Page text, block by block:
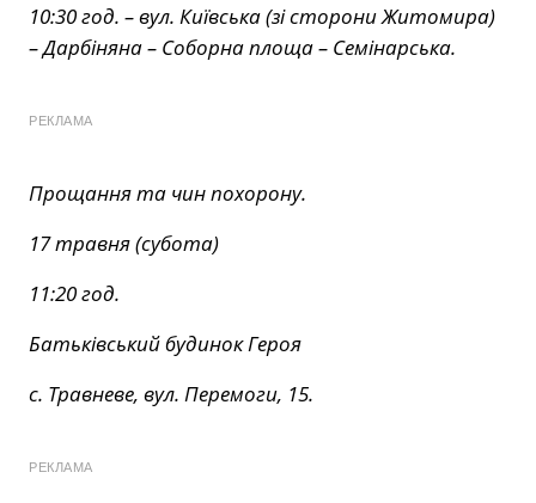
10:30 год. – вул. Київська (зі сторони Житомира)
– Дарбіняна – Соборна площа – Семінарська.
РЕКЛАМА
Прощання та чин похорону.
17 травня (субота)
11:20 год.
Батьківський будинок Героя
с. Травневе, вул. Перемоги, 15.
РЕКЛАМА